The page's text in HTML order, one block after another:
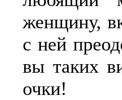
женщину,
с ней
вы таких
очки!